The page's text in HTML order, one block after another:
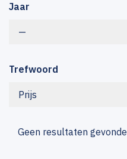
Jaar
—
Trefwoord
Prijs
Geen resultaten